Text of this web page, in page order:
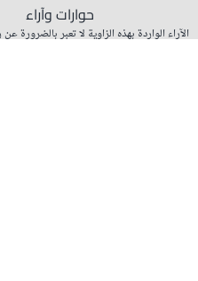
حوارات وآراء
الآراء الواردة بهذه الزاوية لا تعبر بالضرورة